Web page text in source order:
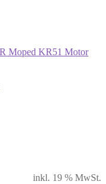
inkl. 19 % MwSt.